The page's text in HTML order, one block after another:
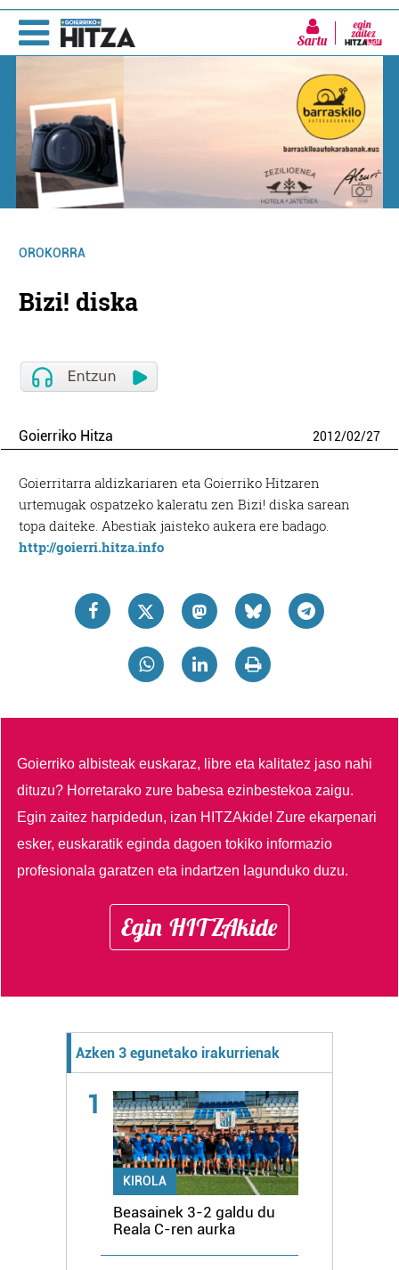
Sartu
OROKORRA
Bizi! diska
Goierriko Hitza 2012/02/27
Goierritarra aldizkariaren eta Goierriko Hitzaren
urtemugak ospatzeko kaleratu zen Bizi! diska sarean
topa daiteke. Abestiak jaisteko aukera ere badago.
http://goierri.hitza.info
Goierriko albisteak euskaraz, libre eta kalitatez jaso nahi
dituzu? Horretarako zure babesa ezinbestekoa zaigu.
Egin zaitez harpidedun, izan HITZAkide!Zure ekarpenari
esker, euskaratik eginda dagoen tokiko informazio
profesionala garatzen eta indartzen lagunduko duzu.
Egin HITZAkide
Azken 3 egunetako irakurrienak
1
KIROLA
Beasainek 3-2 galdu du
Reala C-ren aurka